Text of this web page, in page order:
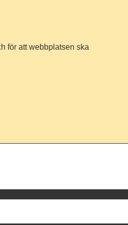
för att webbplatsen ska